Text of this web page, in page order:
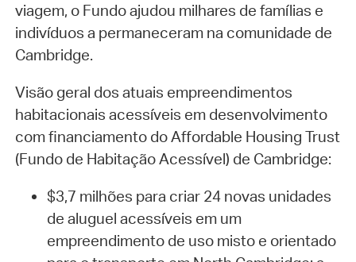
viagem, o Fundo ajudou milhares de famílias e
indivíduos a permaneceram na comunidade de
Cambridge.
Visão geral dos atuais empreendimentos
habitacionais acessíveis em desenvolvimento
com financiamento do Affordable Housing Trust
(Fundo de Habitação Acessível) de Cambridge:
$3,7 milhões para criar 24 novas unidades
de aluguel acessíveis em um
empreendimento de uso misto e orientado